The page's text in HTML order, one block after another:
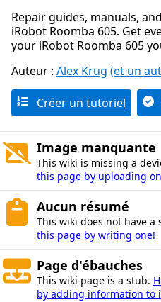
Repair guides, manuals,
iRobot Roomba 605. Get
your iRobot Roomba 605
Auteur : Alex Krug (et un
Créer un tutoriel
Image manquante
This wiki is missing a
this page by uploading
Aucun résumé
This wiki does not have a
this page by writing one!
Page d'ébauches
This wiki page is a stub.
by adding information to